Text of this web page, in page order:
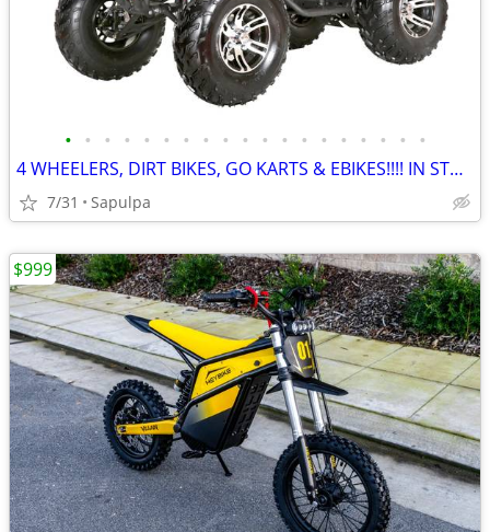
• • • • • • • • • • • • • • • • • • •
4 WHEELERS, DIRT BIKES, GO KARTS & EBIKES!!!! IN STOCK NOW!!!
7/31 Sapulpa
$999